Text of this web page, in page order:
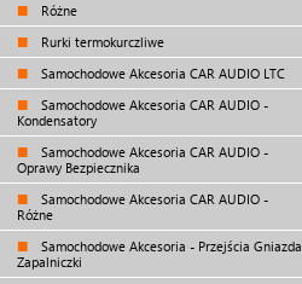
Różne
Rurki termokurczliwe
Samochodowe Akcesoria CAR AUDIO LTC
Samochodowe Akcesoria CAR AUDIO -
Kondensatory
Samochodowe Akcesoria CAR AUDIO -
Oprawy Bezpiecznika
Samochodowe Akcesoria CAR AUDIO -
Różne
Samochodowe Akcesoria - Przejścia Gniazda
Zapalniczki